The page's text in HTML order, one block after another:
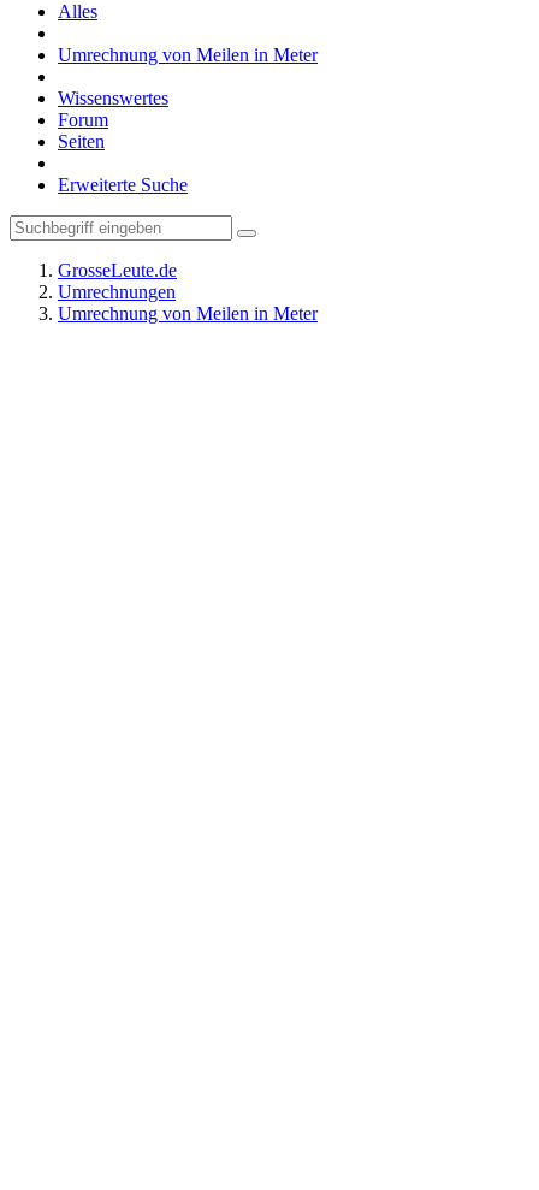
Alles
Umrechnung von Meilen in Meter
Wissenswertes
Forum
Seiten
Erweiterte Suche
GrosseLeute.de
Umrechnungen
Umrechnung von Meilen in Meter